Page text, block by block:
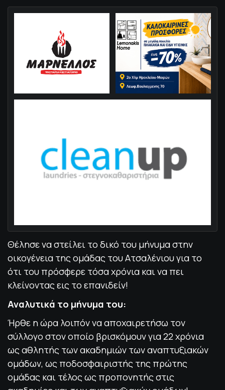
Θέλησε να στείλει το δικό του μήνυμα στην
οικογένεια της ομάδας του Ατσαλένιου για το
ότι του πρόσφερε τόσα χρόνια και να πει
κλείνοντας εις το επανιδείν!
Αναλυτικά το μήνυμα του:
Ήρθε η ώρα λοιπόν να αποχαιρετήσω τον
σύλλογο στον οποίο βρισκόμουν για 22 χρόνια
ως αθλητής των ακαδημιών των αναπτυξιακών
ομάδων, ως ποδοσφαιριστής της πρώτης
ομάδας και τέλος ως προπονητής στις